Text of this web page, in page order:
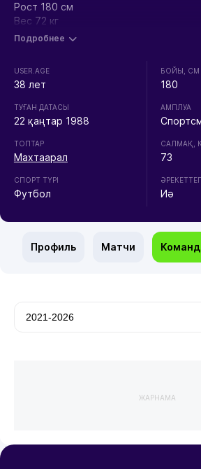
Рост 180 см
Вес 72 кг
Подробнее
USER.AGE
38 лет
ТУҒАН ДАТАСЫ
22 қаңтар 1988
ТОПТАР
Махтаарал
СПОРТ ТҮРІ
Футбол
БОЙЫ, СМ
180
АМПЛУА
CАЛМАҚ,
73
ӘРЕКЕТТЕГІ
Иә
Профиль Матчи
ЖАРНАМА